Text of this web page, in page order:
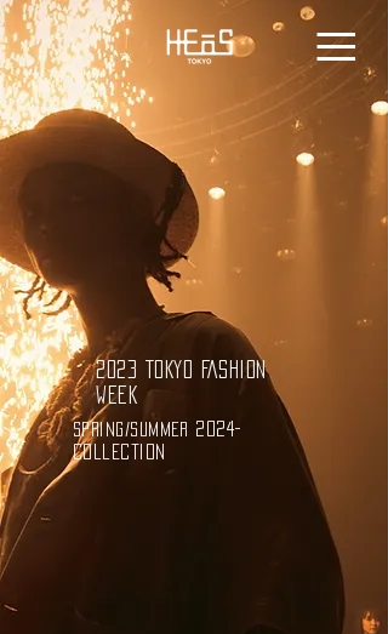
2023 TOKYO FASHION
WEEK
spring/summer
2024-
collection